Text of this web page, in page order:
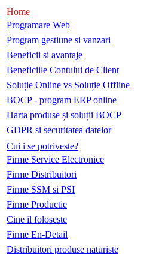
Home
Programare Web
Program gestiune si vanzari
Beneficii si avantaje
Beneficiile Contului de Client
Soluție Online vs Soluție Offline
BOCP - program ERP online
Harta produse și soluții BOCP
GDPR si securitatea datelor
Cui i se potriveste?
Firme Service Electronice
Firme Distribuitori
Firme SSM si PSI
Firme Productie
Cine il foloseste
Firme En-Detail
Distribuitori produse naturiste